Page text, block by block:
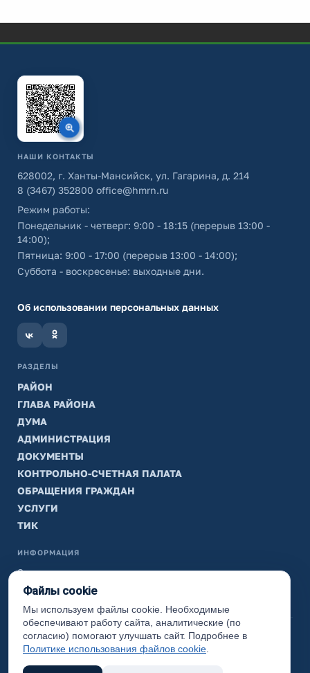
НАШИ КОНТАКТЫ
628002, г. Ханты-Мансийск, ул. Гагарина, д. 214
8 (3467) 352800 office@hmrn.ru
Режим работы:
Понедельник - четверг: 9:00 - 18:15 (перерыв 13:00 -
14:00);
Пятница: 9:00 - 17:00 (перерыв 13:00 - 14:00);
Суббота - воскресенье: выходные дни.
Об использовании персональных данных
РАЗДЕЛЫ
РАЙОН
ГЛАВА РАЙОНА
ДУМА
АДМИНИСТРАЦИЯ
ДОКУМЕНТЫ
КОНТРОЛЬНО-СЧЕТНАЯ ПАЛАТА
ОБРАЩЕНИЯ ГРАЖДАН
УСЛУГИ
ТИК
ИНФОРМАЦИЯ
Законодательная карта
Карта сайта
(с) 2017 Ханты-Мансийский район, официальный сайт
администрации
Файлы cookie
Мы используем файлы cookie. Необходимые
обеспечивают работу сайта, аналитические (по
согласию) помогают улучшать сайт. Подробнее в
Политике использования файлов cookie